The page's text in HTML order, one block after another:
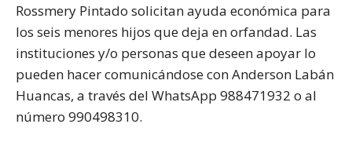
Rossmery Pintado solicitan ayuda económica para
los seis menores hijos que deja en orfandad. Las
instituciones y/o personas que deseen apoyar lo
pueden hacer comunicándose con Anderson Labán
Huancas, a través del WhatsApp 988471932 o al
número 990498310.